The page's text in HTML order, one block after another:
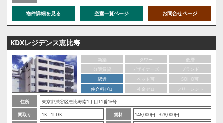
物件詳細を見る 空室一覧ページ お問合せページ
KDXレジデンス恵比寿
新築 タワー
低層
分譲賃貸
デザイナーズ
ブランド
駅近
ペット可
SOHO可
仲介料ゼロ
礼金ゼロ
フリーレント
住所
東京都渋谷区恵比寿南1丁目11番16号
間取り
1K - 1LDK 賃料
146,000円 - 328,000円